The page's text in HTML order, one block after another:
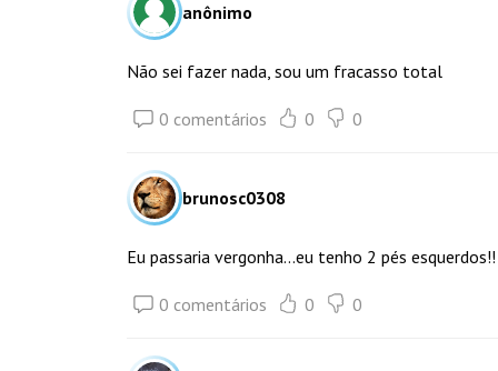
anônimo
Não sei fazer nada, sou um fracasso total
0 comentários 0 0
brunosc0308
Eu passaria vergonha...eu tenho 2 pés
0 comentários 0 0